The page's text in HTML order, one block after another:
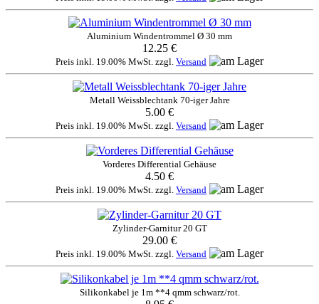
Aluminium Windentrommel Ø 30 mm
12.25 €
Preis inkl. 19.00% MwSt. zzgl. Versand
Metall Weissblechtank 70-iger Jahre
5.00 €
Preis inkl. 19.00% MwSt. zzgl. Versand
Vorderes Differential Gehäuse
4.50 €
Preis inkl. 19.00% MwSt. zzgl. Versand
Zylinder-Garnitur 20 GT
29.00 €
Preis inkl. 19.00% MwSt. zzgl. Versand
Silikonkabel je 1m **4 qmm schwarz/rot.